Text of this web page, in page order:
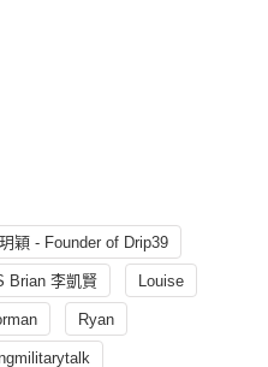
穎 - Founder of Drip39
Brian 李凱賢 Louise
Ryan